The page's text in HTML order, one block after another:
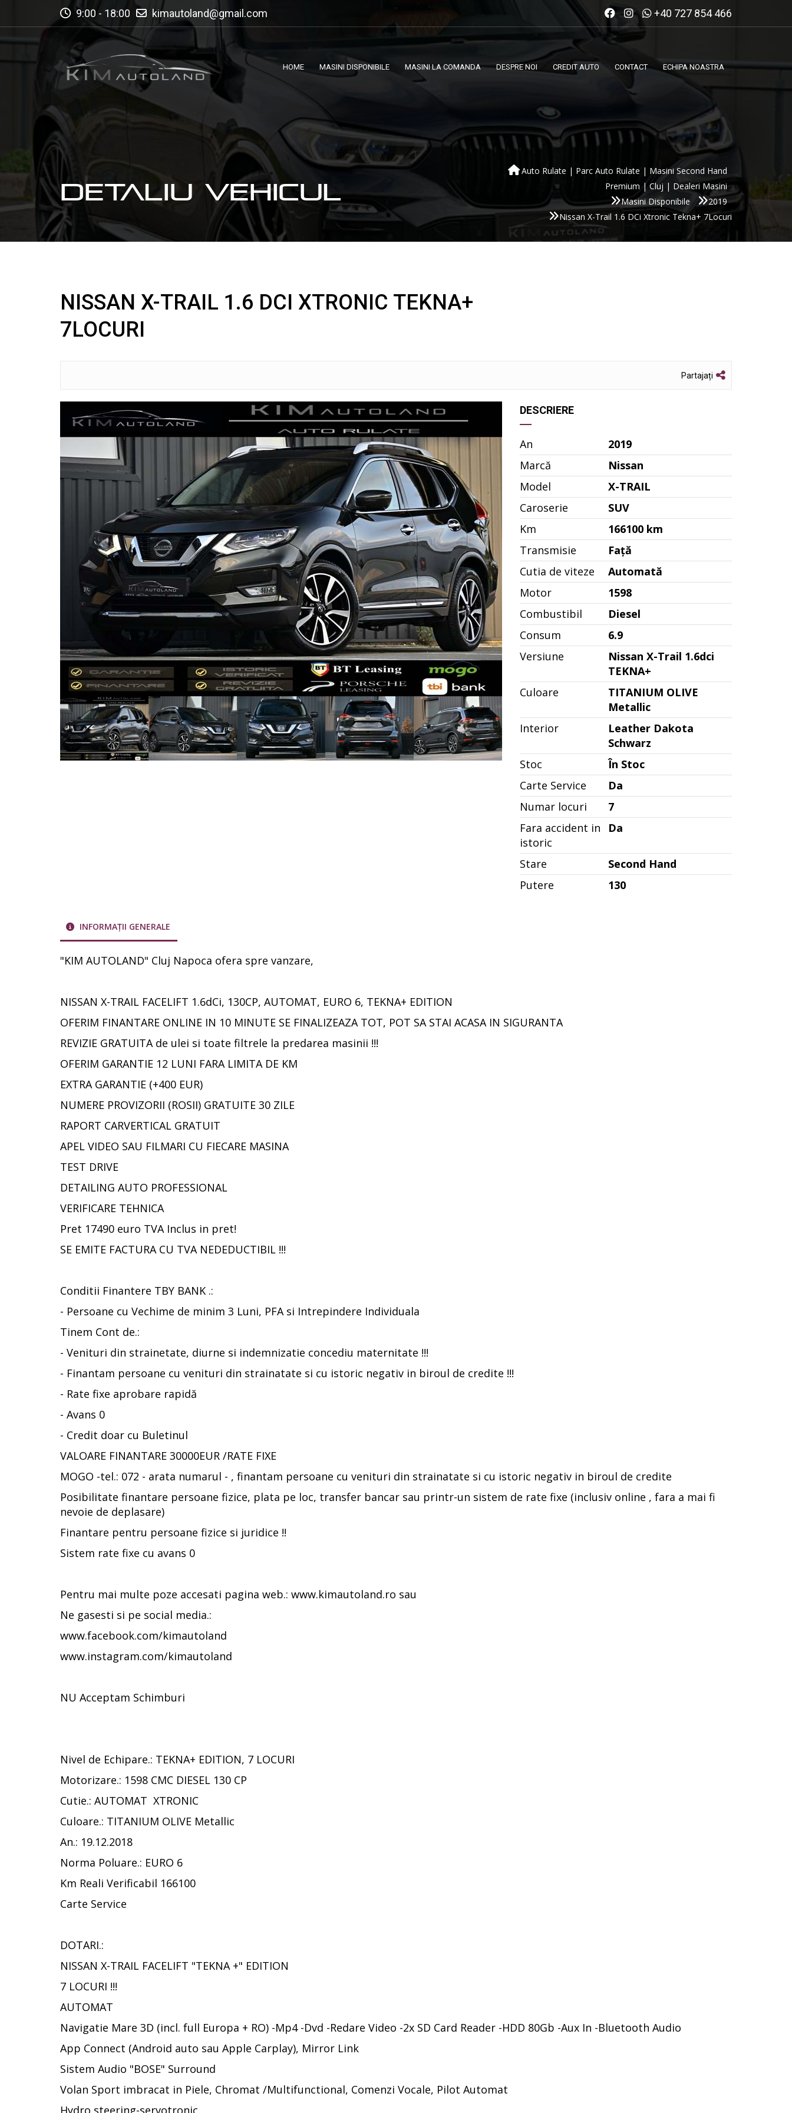
9:00 - 18:00 kimautoland@gmail.com +40 727 854 466
HOME MASINI DISPONIBILE MASINI LA COMANDA DESPRE NOI CREDIT AUTO CONTACT ECHIPA NOASTRA
DETALIU VEHICUL
Auto Rulate | Parc Auto Rulate | Masini Second Hand
Premium | Cluj | Dealeri Masini
Masini Disponibile
2019
Nissan X-Trail 1.6 DCi Xtronic Tekna+ 7Locuri
NISSAN X-TRAIL 1.6 DCI XTRONIC TEKNA+
7LOCURI
Partajați
DESCRIERE
An
2019
Marcă
Nissan
Model
X-TRAIL
Caroserie
SUV
Km
166100 km
Transmisie
Față
Cutia de viteze
Automată
Motor
1598
Combustibil
Diesel
Consum
6.9
Versiune
Nissan X-Trail 1.6dci
TEKNA+
Culoare
TITANIUM OLIVE
Metallic
Interior
Leather Dakota
Schwarz
Stoc
În Stoc
Carte Service
Da
Numar locuri
7
Fara accident in
istoric
Da
Stare
Second Hand
Putere
130
INFORMAȚII GENERALE
"KIM AUTOLAND" Cluj Napoca ofera spre vanzare,
NISSAN X-TRAIL FACELIFT 1.6dCi, 130CP, AUTOMAT, EURO 6, TEKNA+ EDITION
OFERIM FINANTARE ONLINE IN 10 MINUTE SE FINALIZEAZA TOT, POT SA STAI ACASA IN SIGURANTA
REVIZIE GRATUITA de ulei si toate filtrele la predarea masinii !!!
OFERIM GARANTIE 12 LUNI FARA LIMITA DE KM
EXTRA GARANTIE (+400 EUR)
NUMERE PROVIZORII (ROSII) GRATUITE 30 ZILE
RAPORT CARVERTICAL GRATUIT
APEL VIDEO SAU FILMARI CU FIECARE MASINA
TEST DRIVE
DETAILING AUTO PROFESSIONAL
VERIFICARE TEHNICA
Pret 17490 euro TVA Inclus in pret!
SE EMITE FACTURA CU TVA NEDEDUCTIBIL !!!
Conditii Finantere TBY BANK .:
- Persoane cu Vechime de minim 3 Luni, PFA si Intrepindere Individuala
Tinem Cont de.:
- Venituri din strainetate, diurne si indemnizatie concediu maternitate !!!
- Finantam persoane cu venituri din strainatate si cu istoric negativ in biroul de credite !!!
- Rate fixe aprobare rapidă
- Avans 0
- Credit doar cu Buletinul
VALOARE FINANTARE 30000EUR /RATE FIXE
MOGO -tel.: 072 - arata numarul - , finantam persoane cu venituri din strainatate si cu istoric negativ in biroul de credite
Posibilitate finantare persoane fizice, plata pe loc, transfer bancar sau printr-un sistem de rate fixe (inclusiv online , fara a mai fi
nevoie de deplasare)
Finantare pentru persoane fizice si juridice !!
Sistem rate fixe cu avans 0
Pentru mai multe poze accesati pagina web.: www.kimautoland.ro sau
Ne gasesti si pe social media.:
www.facebook.com/kimautoland
www.instagram.com/kimautoland
NU Acceptam Schimburi
Nivel de Echipare.: TEKNA+ EDITION, 7 LOCURI
Motorizare.: 1598 CMC DIESEL 130 CP
Cutie.: AUTOMAT XTRONIC
Culoare.: TITANIUM OLIVE Metallic
An.: 19.12.2018
Norma Poluare.: EURO 6
Km Reali Verificabil 166100
Carte Service
DOTARI.:
NISSAN X-TRAIL FACELIFT "TEKNA +" EDITION
7 LOCURI !!!
AUTOMAT
Navigatie Mare 3D (incl. full Europa + RO) -Mp4 -Dvd -Redare Video -2x SD Card Reader -HDD 80Gb -Aux In -Bluetooth Audio
App Connect (Android auto sau Apple Carplay), Mirror Link
Sistem Audio "BOSE" Surround
Volan Sport imbracat in Piele, Chromat /Multifunctional, Comenzi Vocale, Pilot Automat
Hydro steering-servotronic